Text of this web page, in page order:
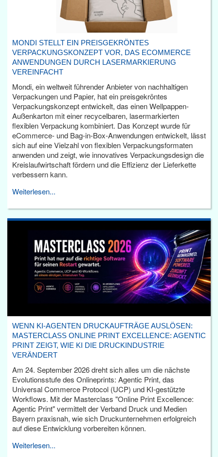
MONDI STELLT EIN PREISGEKRÖNTES
VERPACKUNGSKONZEPT VOR, DAS ECOMMERCE
ANWENDUNGEN DURCH LASERMARKIERUNG
VEREINFACHT
Mondi, ein weltweit führender Anbieter von nachhaltigen
Verpackungen und Papier, hat ein preisgekröntes
Verpackungskonzept entwickelt, das einen Wellpappen-
Außenkarton mit einer recycelbaren, lasermarkierten
flexiblen Verpackung kombiniert. Das Konzept wurde für
eCommerce- und Bag-in-Box-Anwendungen entwickelt, lässt
sich auf eine Vielzahl von flexiblen Verpackungsformaten
anwenden und zeigt, wie innovatives Verpackungsdesign die
Kreislaufwirtschaft fördern und die Effizienz der Lieferkette
verbessern kann.
Weiterlesen...
WENN KI-AGENTEN DRUCKAUFTRÄGE AUSLÖSEN:
MASTERCLASS ONLINE PRINT EXCELLENCE: AGENTIC
PRINT ZEIGT, WIE KI DIE DRUCKINDUSTRIE
VERÄNDERT
Am 24. September 2026 dreht sich alles um die nächste
Evolutionsstufe des Onlineprints: Agentic Print, das
Universal Commerce Protocol (UCP) und KI-gestützte
Workflows. Mit der Masterclass "Online Print Excellence:
Agentic Print" vermittelt der Verband Druck und Medien
Bayern praxisnah, wie sich Druckunternehmen erfolgreich
auf diese Entwicklung vorbereiten können.
Weiterlesen...